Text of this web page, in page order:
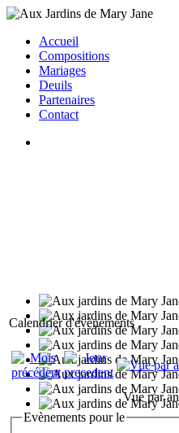
Accueil
Compositions
Mariages
Deuils
Partenaires
Contact
Calendrier d'évènements
Vue par an
Evènements pour le